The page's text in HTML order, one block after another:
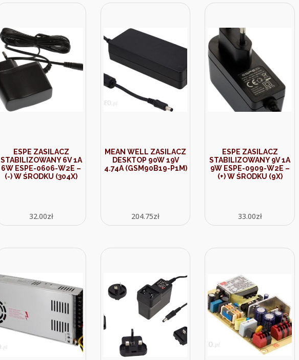
ESPE ZASILACZ
STABILIZOWANY 6V 1A
6W ESPE-0606-W2E –
(-) W ŚRODKU (304X)
32.00zł
MEAN WELL ZASILACZ
DESKTOP 90W 19V
4.74A (GSM90B19-P1M)
204.75zł
ESPE ZASILACZ
STABILIZOWANY 9V 1A
9W ESPE-0909-W2E –
(+) W ŚRODKU (9X)
33.00zł